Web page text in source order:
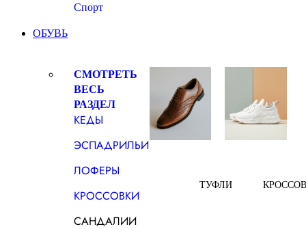
Спорт
ОБУВЬ
СМОТРЕТЬ
ВЕСЬ
РАЗДЕЛ
КЕДЫ
ЭСПАДРИЛЬИ
ЛОФЕРЫ
КРОССОВКИ
САНДАЛИИ
ТУФЛИ